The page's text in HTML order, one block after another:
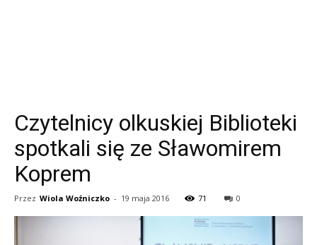
Czytelnicy olkuskiej Biblioteki
spotkali się ze Sławomirem
Koprem
Przez Wiola Woźniczko - 19 maja 2016 71 0